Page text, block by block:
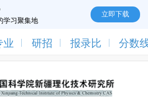
学习聚集地
立即下载
业 研招 报录比 分数